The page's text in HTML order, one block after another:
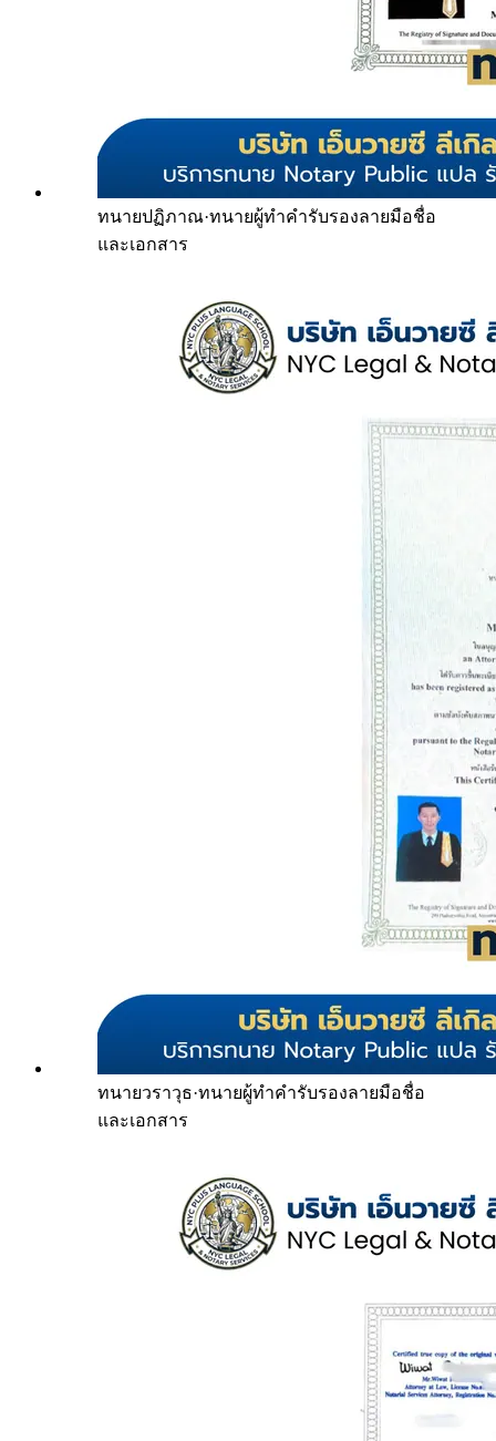
ทนายปฏิภาณ·ทนายผู้ทำคำรับรองลายมือชื่อ
และเอกสาร
ทนายวราวุธ·ทนายผู้ทำคำรับรองลายมือชื่อ
และเอกสาร